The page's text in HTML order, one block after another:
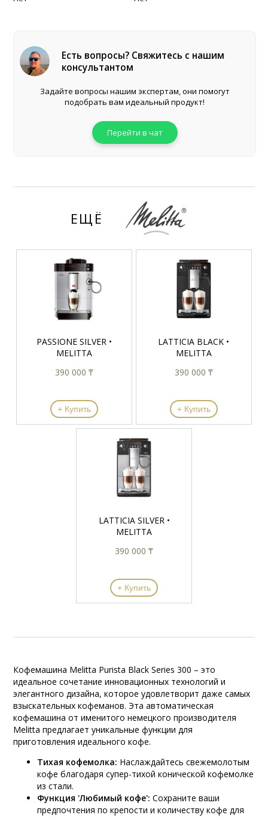
Есть вопросы? Свяжитесь с нашим
консультантом
Задайте вопросы нашим экспертам, они помогут
подобрать вам идеальный продукт!
Перейти в чат
ЕЩЁ
PASSIONE SILVER •
MELITTA
390 000 ₸
+ Купить
LATTICIA BLACK •
MELITTA
390 000 ₸
+ Купить
LATTICIA SILVER •
MELITTA
390 000 ₸
+ Купить
Кофемашина Melitta Purista Black Series 300 – это
идеальное сочетание инновационных технологий и
элегантного дизайна, которое удовлетворит даже самых
взыскательных кофеманов. Эта автоматическая
кофемашина от именитого немецкого производителя
Melitta предлагает уникальные функции для
приготовления идеального кофе.
Тихая кофемолка: Наслаждайтесь свежемолотым
кофе благодаря супер-тихой конической кофемолке
из стали.
Функция 'Любимый кофе': Сохраните ваши
предпочтения по крепости и количеству кофе для